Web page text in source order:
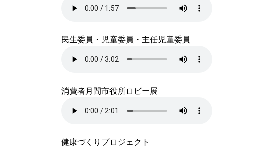
民生委員・児童委員・主任児童委員
消費者月間市役所ロビー展
健康づくりプロジェクト